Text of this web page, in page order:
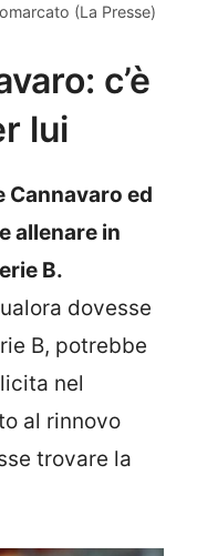
(La Presse)
c’è
lui
Cannavaro ed
allenare in
B.
dovesse
B, potrebbe
nel
al rinnovo
trovare la